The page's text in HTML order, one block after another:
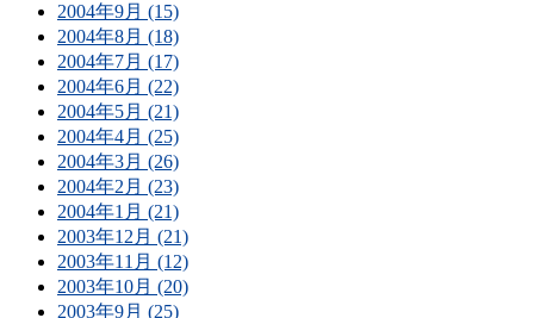
2004年9月 (15)
2004年8月 (18)
2004年7月 (17)
2004年6月 (22)
2004年5月 (21)
2004年4月 (25)
2004年3月 (26)
2004年2月 (23)
2004年1月 (21)
2003年12月 (21)
2003年11月 (12)
2003年10月 (20)
2003年9月 (25)